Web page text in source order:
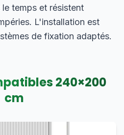
temps et résistent
L'installation est
de fixation adaptés.
240×200
cm